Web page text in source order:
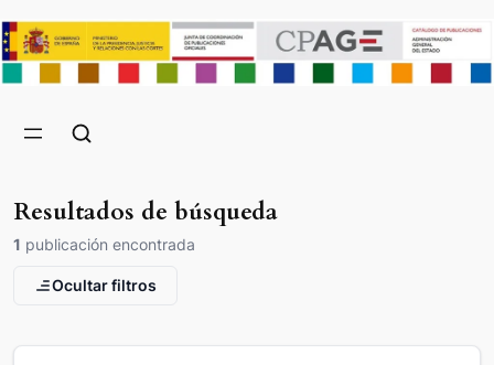
Resultados de búsqueda
1 publicación encontrada
Ocultar filtros